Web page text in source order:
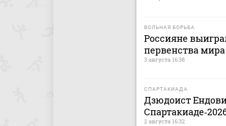
ВОЛЬНАЯ БОРЬБА
Россияне
первенства мира
3 августа 16:38
СПАРТАКИАДА
Дзюдоист
2 августа 16:32